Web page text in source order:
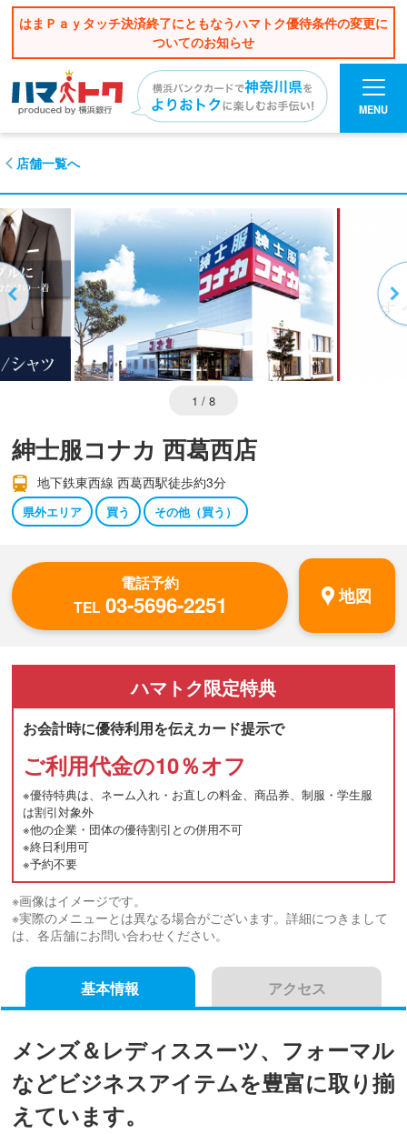
はまＰａｙタッチ決済終了にともなうハマトク優待条件の変更に
ついてのお知らせ
MENU
店舗一覧へ
1 / 8
紳士服コナカ 西葛西店
地下鉄東西線 西葛西駅徒歩約3分
県外エリア 買う その他（買う）
電話予約
TEL 03-5696-2251 地図
ハマトク限定特典
お会計時に優待利用を伝えカード提示で
ご利用代金の10％オフ
※優待特典は、ネーム入れ・お直しの料金、商品券、制服・学生服
は割引対象外
※他の企業・団体の優待割引との併用不可
※終日利用可
※予約不要
※画像はイメージです。
※実際のメニューとは異なる場合がございます。詳細につきまして
は、各店舗にお問い合わせください。
基本情報 アクセス
メンズ＆レディススーツ、フォーマル
などビジネスアイテムを豊富に取り揃
えています。